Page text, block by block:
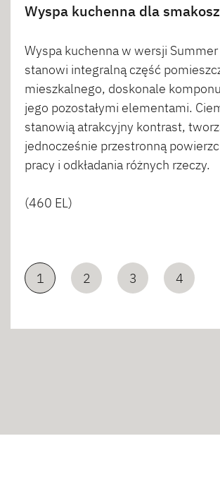
Wyspa kuchenna dla
Wyspa kuchenna w wersji
stanowi integralną część
mieszkalnego, doskonale
jego pozostałymi elementami.
stanowią atrakcyjny kontrast,
jednocześnie przestronną
pracy i odkładania różnych rzeczy.
(460 EL)
1 2 3 4